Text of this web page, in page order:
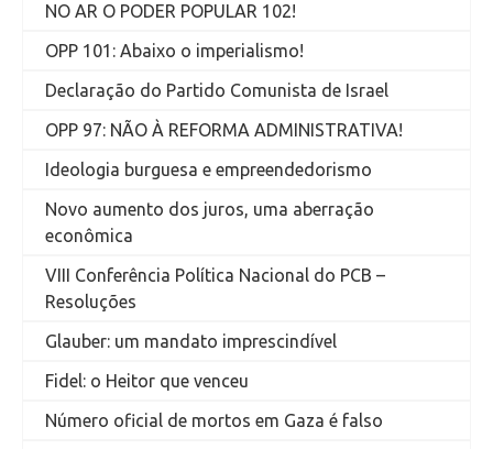
NO AR O PODER POPULAR 102!
OPP 101: Abaixo o imperialismo!
Declaração do Partido Comunista de Israel
OPP 97: NÃO À REFORMA ADMINISTRATIVA!
Ideologia burguesa e empreendedorismo
Novo aumento dos juros, uma aberração
econômica
VIII Conferência Política Nacional do PCB –
Resoluções
Glauber: um mandato imprescindível
Fidel: o Heitor que venceu
Número oficial de mortos em Gaza é falso